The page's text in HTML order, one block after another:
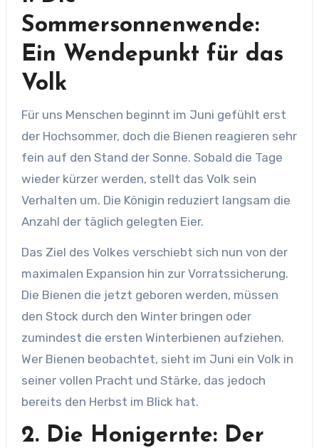
Sommersonnenwende:
Ein Wendepunkt für das
Volk
Für uns Menschen beginnt im Juni gefühlt erst
der Hochsommer, doch die Bienen reagieren sehr
fein auf den Stand der Sonne. Sobald die Tage
wieder kürzer werden, stellt das Volk sein
Verhalten um. Die Königin reduziert langsam die
Anzahl der täglich gelegten Eier.
Das Ziel des Volkes verschiebt sich nun von der
maximalen Expansion hin zur Vorratssicherung.
Die Bienen die jetzt geboren werden, müssen
den Stock durch den Winter bringen oder
zumindest die ersten Winterbienen aufziehen.
Wer Bienen beobachtet, sieht im Juni ein Volk in
seiner vollen Pracht und Stärke, das jedoch
bereits den Herbst im Blick hat.
2. Die Honigernte: Der